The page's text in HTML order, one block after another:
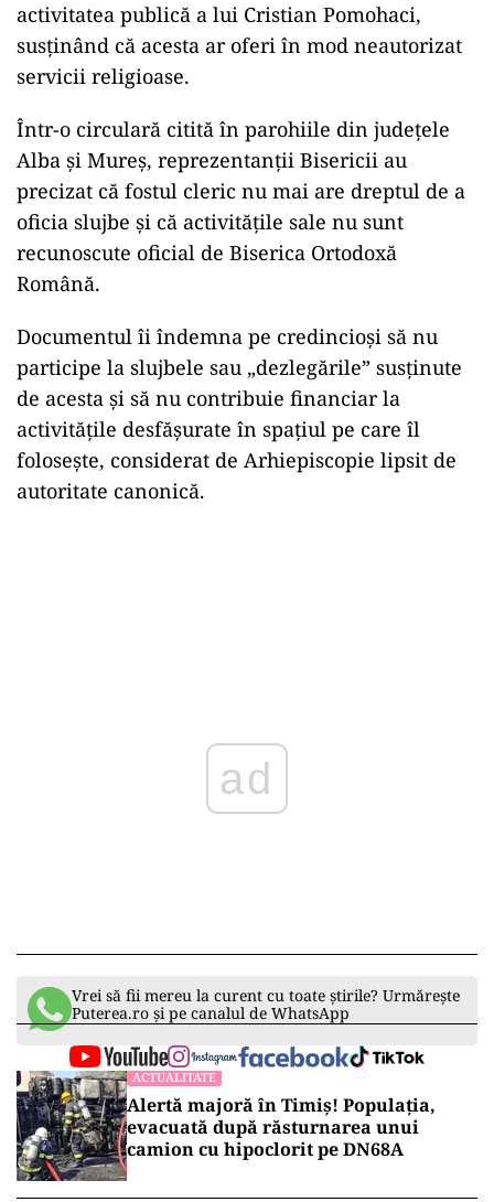
activitatea publică a lui Cristian Pomohaci,
susținând că acesta ar oferi în mod neautorizat
servicii religioase.
Într-o circulară citită în parohiile din județele
Alba și Mureș, reprezentanții Bisericii au
precizat că fostul cleric nu mai are dreptul de a
oficia slujbe și că activitățile sale nu sunt
recunoscute oficial de Biserica Ortodoxă
Română.
Documentul îi îndemna pe credincioși să nu
participe la slujbele sau „dezlegările” susținute
de acesta și să nu contribuie financiar la
activitățile desfășurate în spațiul pe care îl
folosește, considerat de Arhiepiscopie lipsit de
autoritate canonică.
ad
Vrei să fii mereu la curent cu toate știrile? Urmărește
Puterea.ro și pe canalul de WhatsApp
ACTUALITATE
Alertă majoră în Timiș! Populația,
evacuată după răsturnarea unui
camion cu hipoclorit pe DN68A